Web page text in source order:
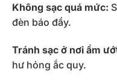
Không sạc quá mức:
đèn báo đầy.
Tránh sạc ở nơi ẩm
hư hỏng ắc quy.